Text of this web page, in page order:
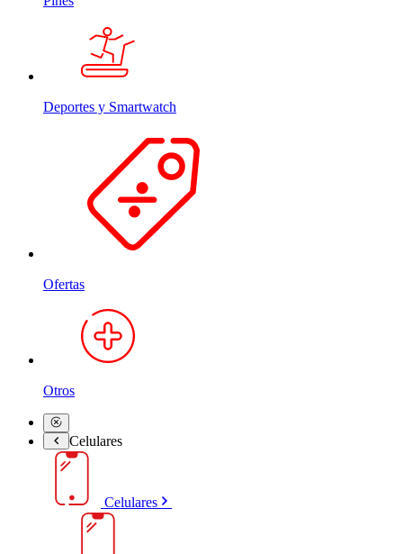
Deportes y Smartwatch
Ofertas
Otros
Celulares
Celulares